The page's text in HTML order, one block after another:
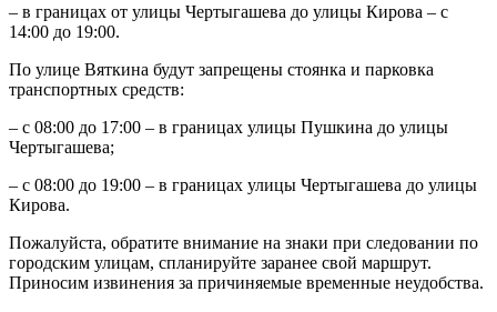
– в границах от улицы Чертыгашева до улицы Кирова – с
14:00 до 19:00.
По улице Вяткина будут запрещены стоянка и парковка
транспортных средств:
– с 08:00 до 17:00 – в границах улицы Пушкина до улицы
Чертыгашева;
– с 08:00 до 19:00 – в границах улицы Чертыгашева до улицы
Кирова.
Пожалуйста, обратите внимание на знаки при следовании по
городским улицам, спланируйте заранее свой маршрут.
Приносим извинения за причиняемые временные неудобства.